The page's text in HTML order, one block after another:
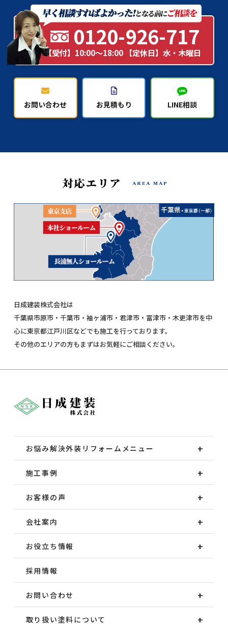
0120-926-717
【受付】10:00～18:00 【定休日】水・木曜日
お問い合わせ お見積もり LINE相談
日成建装株式会社は
千葉県市原市・千葉市・袖ヶ浦市・君津市・富津市・木更津市を中
心に東京都江戸川区などでも施工を行っております。
その他のエリアの方もまずはお気軽にご相談ください。
お悩み解決外装 リフォームメニュー
施工事例
お客様の声
会社案内
お役立ち情報
採用情報
お問い合わせ
取り扱い塗料について